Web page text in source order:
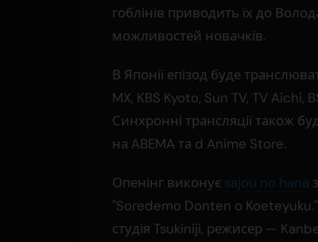
гоблінів приводить їх до
можливостей новачків.
В Японії епізод буде
MX, KBS Kyoto, Sun TV, TV Aichi,
Синхронні трансляції також
на ABEMA та d Anime Store.
Опенінг виконує sajou no hana
"Soredemo Donten o
студія Tsukiniji, режисер —